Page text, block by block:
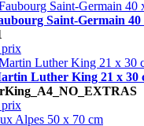
Saint-Germain 40
prix
Luther King 21 x 30
prix